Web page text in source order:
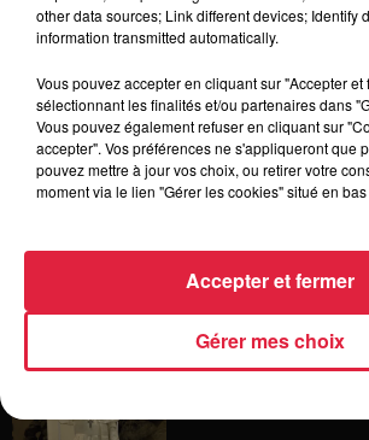
15h54
Tags antisémites à
Catherine
14h33
Au zoo de
Les dernières infos
pape à Metz en
other data sources; Link different devices; Identify
information transmitted automatically.
Vous pouvez accepter en cliquant sur "Accepter et
sélectionnant les finalités et/ou partenaires dans
Vous pouvez également refuser en cliquant sur
accepter". Vos préférences ne s'appliqueront que
pouvez mettre à jour vos choix, ou retirer votre
moment via le lien "Gérer les cookies" situé en
Gérer mes choix
Accepter et fermer